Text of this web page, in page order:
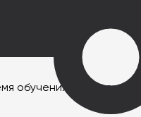
Это поможет
обучения.